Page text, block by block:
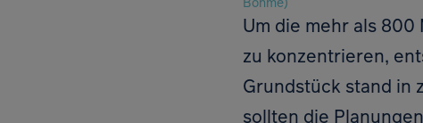
Um die mehr als
zu konzentrieren,
Grundstück stand in
sollten die